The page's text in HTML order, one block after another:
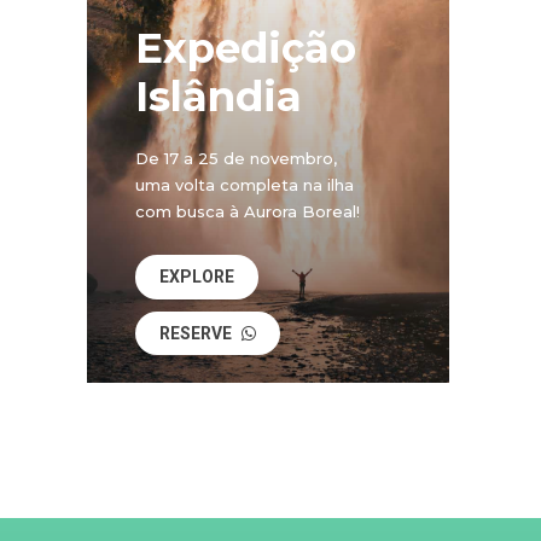
Expedição
Islândia
De 17 a 25 de novembro,
uma volta completa na ilha
com busca à Aurora Boreal!
EXPLORE
RESERVE